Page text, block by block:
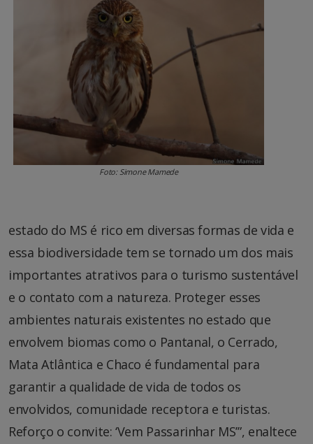
Foto: Simone Mamede
estado do MS é rico em diversas formas de vida e
essa biodiversidade tem se tornado um dos mais
importantes atrativos para o turismo sustentável
e o contato com a natureza. Proteger esses
ambientes naturais existentes no estado que
envolvem biomas como o Pantanal, o Cerrado,
Mata Atlântica e Chaco é fundamental para
garantir a qualidade de vida de todos os
envolvidos, comunidade receptora e turistas.
Reforço o convite: ‘Vem Passarinhar MS’”, enaltece